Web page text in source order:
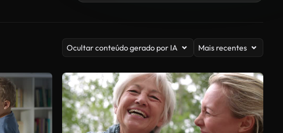
Ocultar conteúdo gerado por IA Mais recentes